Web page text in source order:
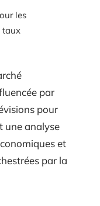
les
taux
par
pour
une analyse
et
par la